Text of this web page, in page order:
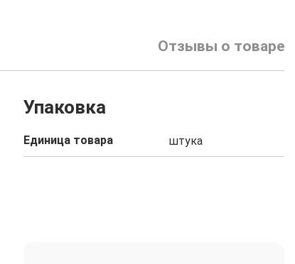
Отзывы о товаре
Упаковка
Единица товара штука